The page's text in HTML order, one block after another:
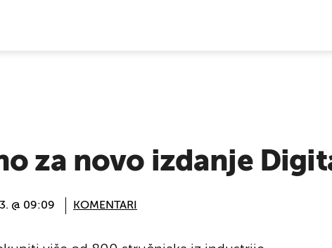
za novo izdanje
@ 09:09 KOMENTARI